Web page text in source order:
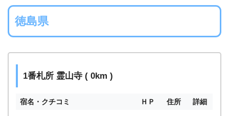
徳島県
1番札所 霊山寺 ( 0km )
宿名・クチコミ ＨＰ 住所 詳細